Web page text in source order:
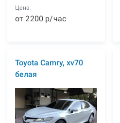
Цена:
от2200 р/час
Toyota Camry, xv70
белая